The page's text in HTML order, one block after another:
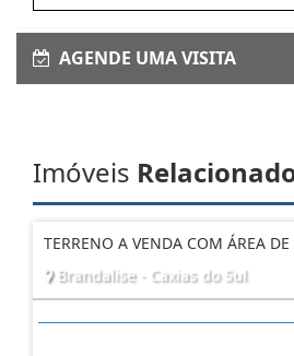
AGENDE UMA VISITA
Imóveis
TERRENO A VENDA COM ÁREA
Brandalise - Caxias do Sul